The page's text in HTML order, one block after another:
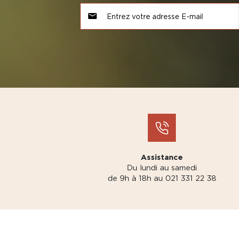
Assistance
Du lundi au samedi
de 9h à 18h au 021 331 22 38